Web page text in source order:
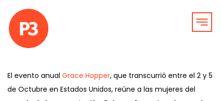
El evento anual Grace Hopper, que transcurrió entre el 2 y 5
de Octubre en Estados Unidos, reúne a las mujeres del